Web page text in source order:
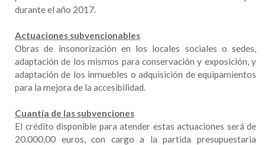
durante el año 2017.
Actuaciones subvencionables
Obras de insonorización en los locales sociales o sedes,
adaptación de los mismos para conservación y exposición, y
adaptación de los inmuebles o adquisición de equipamientos
para la mejora de la accesibilidad.
Cuantía de las subvenciones
El crédito disponible para atender estas actuaciones será de
20.000,00 euros, con cargo a la partida presupuestaria